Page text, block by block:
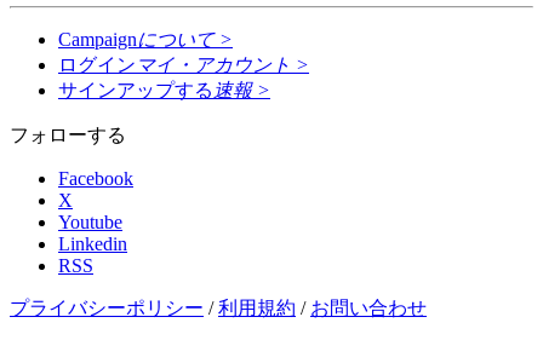
Campaignについて >
ログイン マイ・アカウント >
サインアップする 速報 >
フォローする
Facebook
X
Youtube
Linkedin
RSS
プライバシーポリシー /利用規約 / お問い合わせ